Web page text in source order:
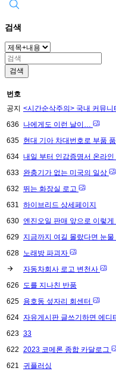
검색
검색
번호
공지 <시간순삭주의> 국내 커뮤
636
나에게도 이런 날이…
635 현대 기아 차대번호로 부품
634 내일 부터 인감증명서 온라
633 완충기가 없는 미국의 일상
632 뛰는 화장실 로고
631 하이브리드 상세페이지
630 엔진오일 판매 앞으로 이렇게
629 지금까지 여길 몰랐다면 눈물
628 노래방 파괴자
자동차회사 로고 변천사
626
도를 지나친 반품
625 용호동 섶자리 회센터
624 자유게시판 글쓰기하면 에디
623 33
622 2023 코메론 종합 카달로그
621 귀플러싱